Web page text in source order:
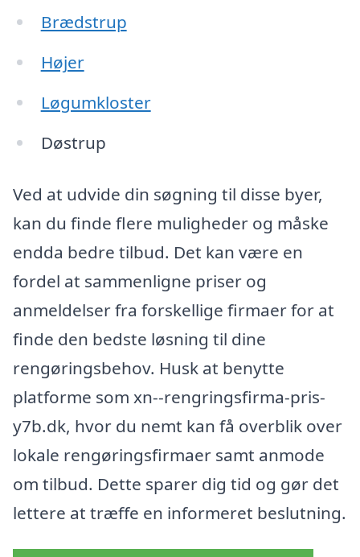
Brædstrup
Højer
Løgumkloster
Døstrup
Ved at udvide din søgning til disse byer,
kan du finde flere muligheder og måske
endda bedre tilbud. Det kan være en
fordel at sammenligne priser og
anmeldelser fra forskellige firmaer for at
finde den bedste løsning til dine
rengøringsbehov. Husk at benytte
platforme som xn--rengringsfirma-pris-
y7b.dk, hvor du nemt kan få overblik over
lokale rengøringsfirmaer samt anmode
om tilbud. Dette sparer dig tid og gør det
lettere at træffe en informeret beslutning.